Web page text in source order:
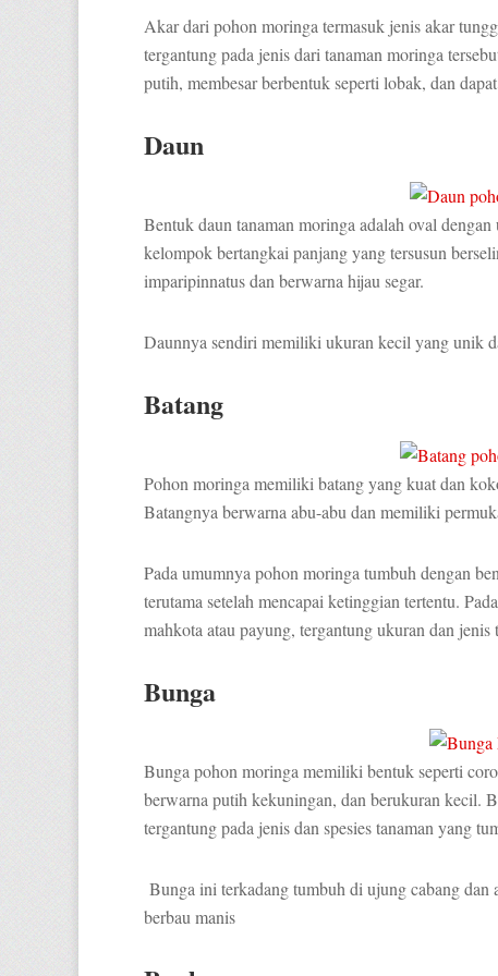
Akar dari pohon moringa termasuk jenis akar
tergantung pada jenis dari tanaman moringa
putih, membesar berbentuk seperti lobak, dan
Daun
Bentuk daun tanaman moringa adalah oval
kelompok bertangkai panjang yang tersusun
imparipinnatus dan berwarna hijau segar.
Daunnya sendiri memiliki ukuran kecil yang unik
Batang
Pohon moringa memiliki batang yang kuat dan
Batangnya berwarna abu-abu dan memiliki
Pada umumnya pohon moringa tumbuh dengan
terutama setelah mencapai ketinggian tertentu.
mahkota atau payung, tergantung ukuran dan jenis
Bunga
Bunga pohon moringa memiliki bentuk seperti
berwarna putih kekuningan, dan berukuran kecil.
tergantung pada jenis dan spesies tanaman yang
Bunga ini terkadang tumbuh di ujung cabang dan
berbau manis